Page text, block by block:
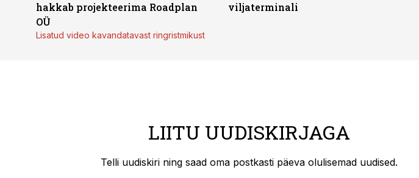
hakkab projekteerima Roadplan
OÜ
Lisatud video kavandatavast ringristmikust
viljaterminali
LIITU UUDISKIRJAGA
Telli uudiskiri ning saad oma postkasti päeva olulisemad uudised.